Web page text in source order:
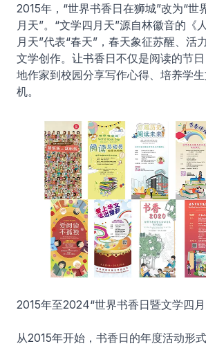
2015年，“世界书香日在狮城”改为“世
月天”。“文学四月天”源自林徽音的《
月天”代表“春天”，春天象征苏醒、活
文学创作。让书香日不仅是阅读的节
地作家到校园分享写作心得、培养学
机。
2015年至2024“世界书香日暨文学四
从2015年开始，书香日的年度活动形